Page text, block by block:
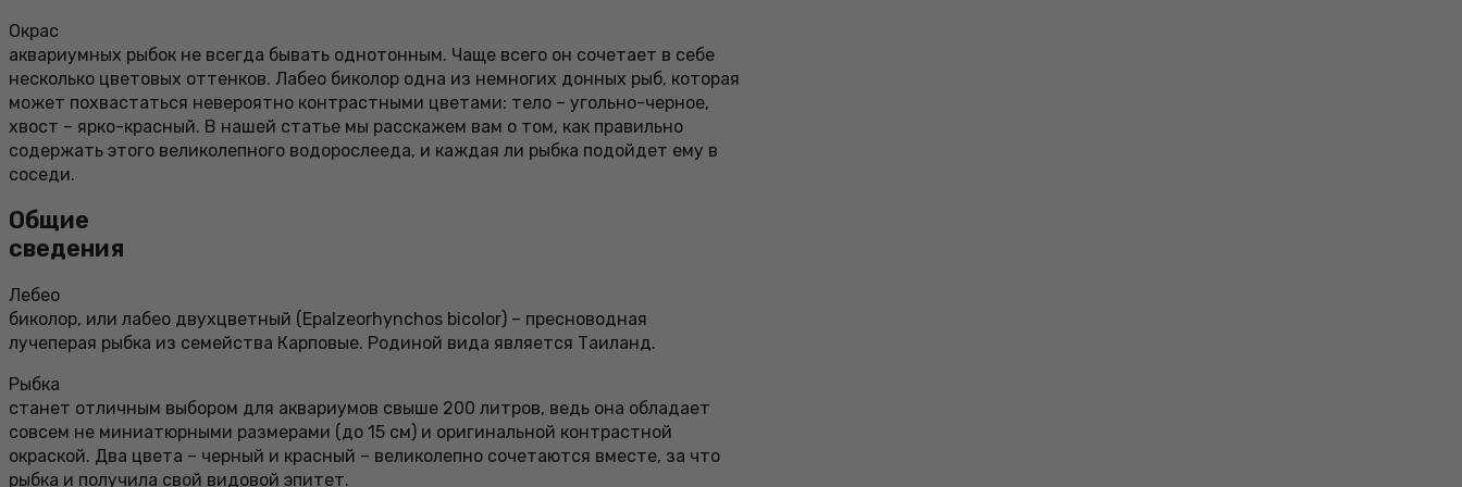
Окрас
аквариумных рыбок не всегда бывать однотонным. Чаще всего он сочетает в себе
несколько цветовых оттенков. Лабео биколор одна из немногих донных рыб, которая
может похвастаться невероятно контрастными цветами: тело – угольно-черное,
хвост – ярко-красный. В нашей статье мы расскажем вам о том, как правильно
содержать этого великолепного водорослееда, и каждая ли рыбка подойдет ему в
соседи.
Общие
сведения
Лебео
биколор, или лабео двухцветный (Epalzeorhynchos bicolor) – пресноводная
лучеперая рыбка из семейства Карповые. Родиной вида является Таиланд.
Рыбка
станет отличным выбором для аквариумов свыше 200 литров, ведь она обладает
совсем не миниатюрными размерами (до 15 см) и оригинальной контрастной
окраской. Два цвета – черный и красный – великолепно сочетаются вместе, за что
рыбка и получила свой видовой эпитет.